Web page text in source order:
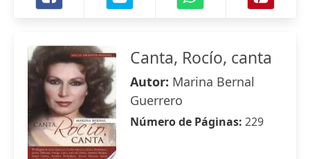
Canta, Rocío, canta
Autor: Marina Bernal
Guerrero
Número de Páginas: 229